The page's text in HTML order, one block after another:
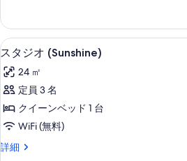
ッ
ド
ル
ー
ム
1
階
(Serenity)
メ
ン
ト
ベ
ッ
ル
ー
1
ス
タ
ジ
オ
(Sunshine)
の
す
10
スタジオ (Sunshine)
24 ㎡
定員 3 名
クイーンベッド 1 台
WiFi (無料)
詳細
ス